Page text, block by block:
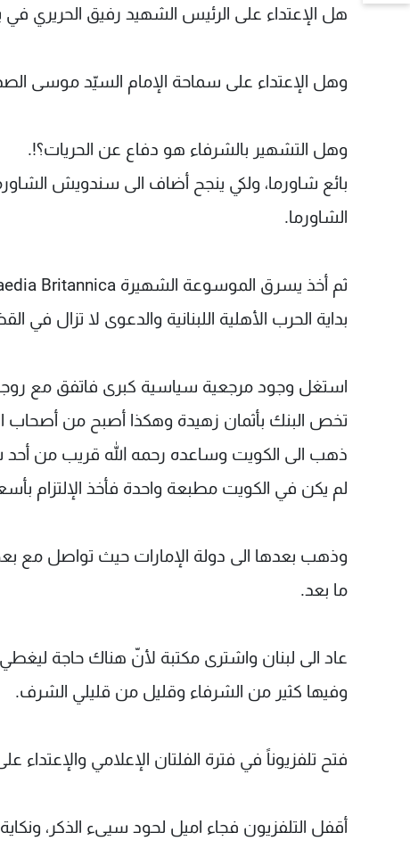
هل الإعتداء على الرئيس الشهيد رفيق الحريري في
وهل الإعتداء على سماحة الإمام السيّد موسى
وهل التشهير بالشرفاء هو دفاع عن الحريات؟!.
بائع شاورما، ولكي ينجح أضاف الى سندويش
الشاورما.
بداية الحرب الأهلية اللبنانية والدعوى لا تزال في
استغل وجود مرجعية سياسية كبرى فاتفق مع روجيه
تخص البنك بأثمان زهيدة وهكذا أصبح من أصحاب
ذهب الى الكويت وساعده رحمه الله قريب من
لم يكن في الكويت مطبعة واحدة فأخذ الإلتزام
وذهب بعدها الى دولة الإمارات حيث تواصل مع
ما بعد.
عاد الى لبنان واشترى مكتبة لأنّ هناك حاجة
وفيها كثير من الشرفاء وقليل من قليلي الشرف.
فتح تلفزيوناً في فترة الفلتان الإعلامي والإعتداء
أقفل التلفزيون فجاء اميل لحود سيىء الذكر،